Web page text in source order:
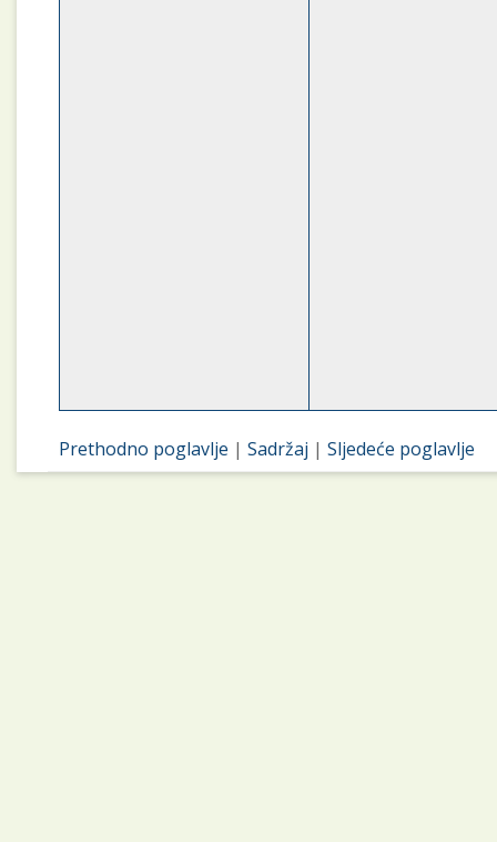
Prethodno poglavlje |Sadržaj |Sljedeće poglavlje